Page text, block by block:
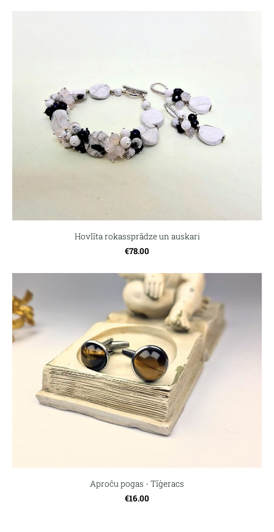
Hovlīta rokassprādze un auskari
€78.00
Aproču pogas - Tīģeracs
€16.00